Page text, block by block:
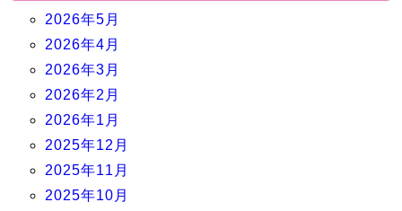
2026年5月
2026年4月
2026年3月
2026年2月
2026年1月
2025年12月
2025年11月
2025年10月